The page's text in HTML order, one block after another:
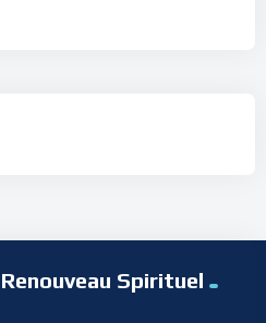
Spirituel